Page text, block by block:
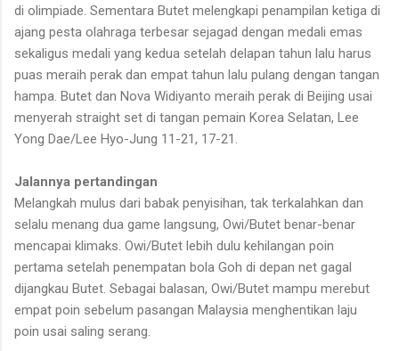
di olimpiade. Sementara Butet melengkapi penampilan ketiga di
ajang pesta olahraga terbesar sejagad dengan medali emas
sekaligus medali yang kedua setelah delapan tahun lalu harus
puas meraih perak dan empat tahun lalu pulang dengan tangan
hampa. Butet dan Nova Widiyanto meraih perak di Beijing usai
menyerah straight set di tangan pemain Korea Selatan, Lee
Yong Dae/Lee Hyo-Jung 11-21, 17-21.
Jalannya pertandingan
Melangkah mulus dari babak penyisihan, tak terkalahkan dan
selalu menang dua game langsung, Owi/Butet benar-benar
mencapai klimaks. Owi/Butet lebih dulu kehilangan poin
pertama setelah penempatan bola Goh di depan net gagal
dijangkau Butet. Sebagai balasan, Owi/Butet mampu merebut
empat poin sebelum pasangan Malaysia menghentikan laju
poin usai saling serang.